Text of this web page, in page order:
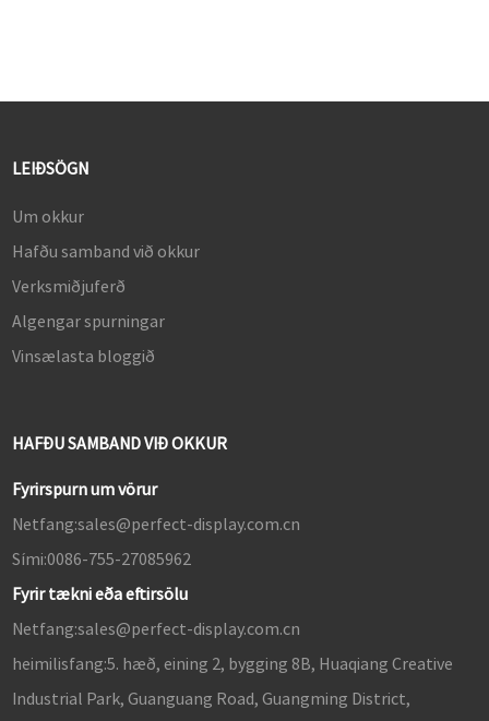
LEIÐSÖGN
Um okkur
Hafðu samband við okkur
Verksmiðjuferð
Algengar spurningar
Vinsælasta bloggið
HAFÐU SAMBAND VIÐ OKKUR
Fyrirspurn um vörur
Netfang:sales@perfect-display.com.cn
Sími:0086-755-27085962
Fyrir tækni eða eftirsölu
Netfang:sales@perfect-display.com.cn
heimilisfang:5. hæð, eining 2, bygging 8B, Huaqiang Creative
Industrial Park, Guanguang Road, Guangming District,